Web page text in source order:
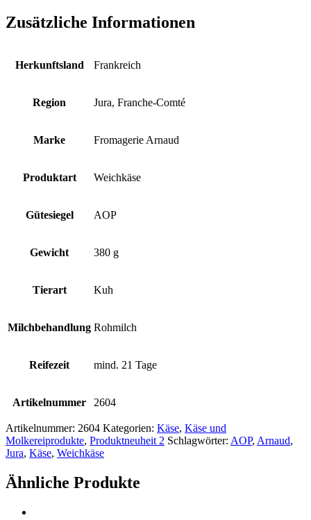
Zusätzliche Informationen
Herkunftsland Frankreich
Region Jura, Franche-Comté
Marke Fromagerie Arnaud
Produktart Weichkäse
Gütesiegel AOP
Gewicht 380 g
Tierart Kuh
Milchbehandlung Rohmilch
Reifezeit mind. 21 Tage
Artikelnummer 2604
Artikelnummer: 2604 Kategorien: Käse, Käse und
Molkereiprodukte, Produktneuheit 2 Schlagwörter: AOP, Arnaud,
Jura, Käse, Weichkäse
Ähnliche Produkte